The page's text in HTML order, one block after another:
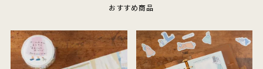
おすすめ商品